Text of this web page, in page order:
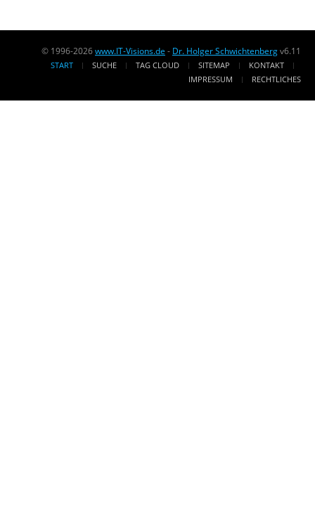
© 1996-2026www.IT-Visions.de - Dr. Holger Schwichtenbergv6.11
START SUCHE TAG CLOUD SITEMAP
KONTAKT
IMPRESSUM
RECHTLICHES